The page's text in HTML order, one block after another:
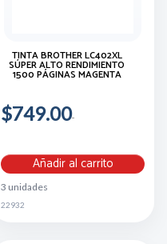
TINTA BROTHER LC402XL
SÚPER ALTO RENDIMIENTO
1500 PÁGINAS MAGENTA
$749.00
Añadir al carrito
3 unidades
22932